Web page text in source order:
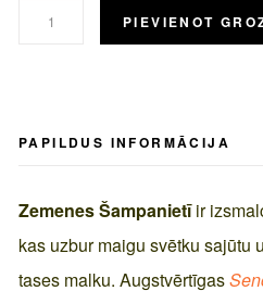
PIEVIENOT
PAPILDUS INFORMĀCIJA
Zemenes Šampanietīir
kas uzbur maigu svētku sajūtu
tases malku. Augstvērtīgas